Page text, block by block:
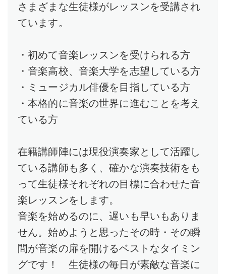
さまざまな生徒様がレッスンを受講され
ています。
・初めて音楽レッスンを受けられる方
・音楽高校、音楽大学を志望している方
・ミュージカル俳優を目指している方
・本格的に音楽の世界に進むことを考え
ている方
在籍講師陣には現役演奏家として活躍し
ている講師も多く、確かな演奏技術をも
って生徒様それぞれの目標に合わせた音
楽レッスンをします。
音楽を始めるのに、遅いも早いもありま
せん。始めようと思ったその時・その瞬
間が音楽の扉を開けるベストなタイミン
グです！ 生徒様の毎日が素敵な音楽に